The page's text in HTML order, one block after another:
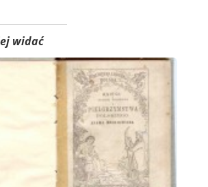
widać